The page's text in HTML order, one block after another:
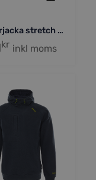
Vinterjacka stretch 4883 GLS
kr inkl moms